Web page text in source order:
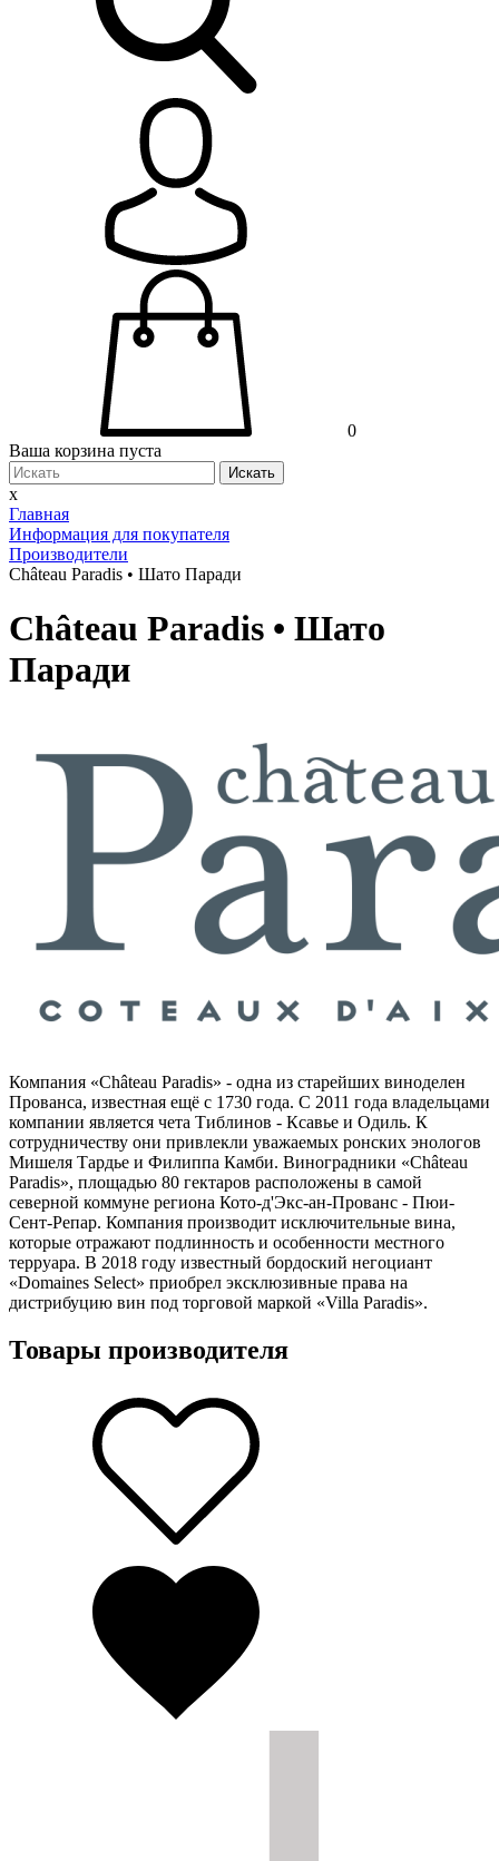
0
Ваша корзина пуста
Искать
x
Главная
Информация для покупателя
Производители
Château Paradis • Шато Паради
Château Paradis • Шато
Паради
Компания «Château Paradis» - одна из старейших виноделен
Прованса, известная ещё с 1730 года. С 2011 года владельцами
компании является чета Тиблинов - Ксавье и Одиль. К
сотрудничеству они привлекли уважаемых ронских энологов
Мишеля Тардье и Филиппа Камби. Виноградники «Château
Paradis», площадью 80 гектаров расположены в самой
северной коммуне региона Кото-д'Экс-ан-Прованс - Пюи-
Сент-Репар. Компания производит исключительные вина,
которые отражают подлинность и особенности местного
терруара. В 2018 году известный бордоский негоциант
«Domaines Select» приобрел эксклюзивные права на
дистрибуцию вин под торговой маркой «Villa Paradis».
Товары производителя